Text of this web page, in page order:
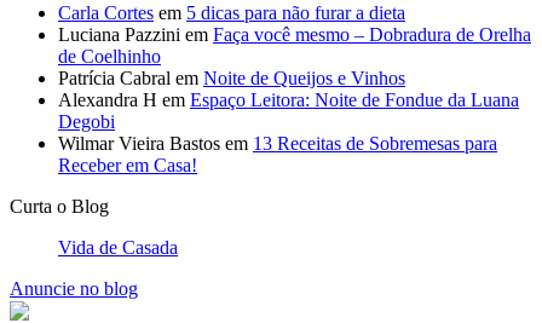
Carla Cortes em 5 dicas para não furar a dieta
Luciana Pazzini em Faça você mesmo – Dobradura de Orelha
de Coelhinho
Patrícia Cabral em Noite de Queijos e Vinhos
Alexandra H em Espaço Leitora: Noite de Fondue da Luana
Degobi
Wilmar Vieira Bastos em 13 Receitas de Sobremesas para
Receber em Casa!
Curta o Blog
Vida de Casada
Anuncie no blog